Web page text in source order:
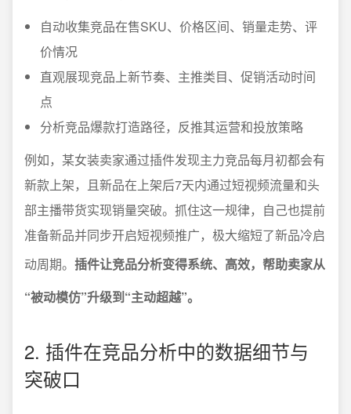
自动收集竞品在售SKU、价格区间、销量走势、评
价情况
直观展现竞品上新节奏、主推类目、促销活动时间
点
分析竞品爆款打造路径，反推其运营和投放策略
例如，某女装卖家通过插件发现主力竞品每月初都会有
新款上架，且新品在上架后7天内通过短视频流量和头
部主播带货实现销量突破。抓住这一规律，自己也提前
准备新品并同步开启短视频推广，极大缩短了新品冷启
动周期。 插件让竞品分析变得系统、高效，帮助卖家从
“被动模仿”升级到“主动超越”。
2. 插件在竞品分析中的数据细节与
突破口